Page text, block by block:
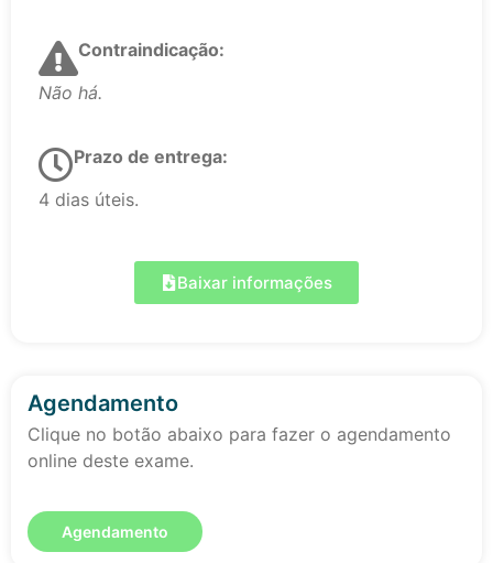
Contraindicação:
Não há.
Prazo de entrega:
4 dias úteis.
Baixar informações
Agendamento
Clique no botão abaixo para fazer o agendamento
online deste exame.
Agendamento